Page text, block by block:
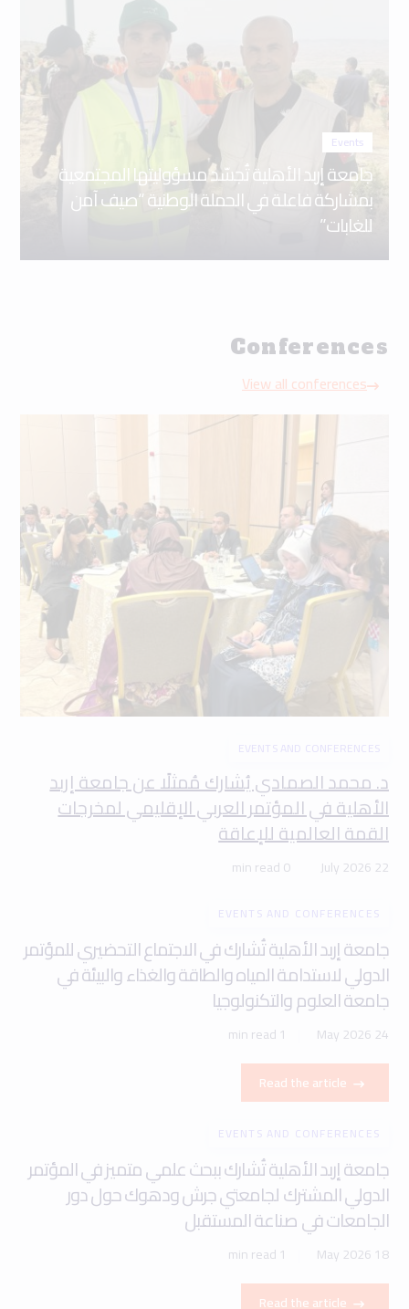
جامعة إربد الأهلية تُجسّد مسؤوليتها المجتمعية
بمشاركة فاعلة في الحملة الوطنية “صيف آمن
للغابات”
Conferences
View all conferences
EVENTS AND CONFERENCES
د. محمد الصمادي يُشارك مُمثلًا عن جامعة إربد
الأهلية في المؤتمر العربي الإقليمي لمخرجات
القمة العالمية للإعاقة
22 July 2026
0 min read
EVENTS AND CONFERENCES
جامعة إربد الأهلية تُشارك في الاجتماع التحضيري للمؤتمر
الدولي لاستدامة المياه والطاقة والغذاء والبيئة في
جامعة العلوم والتكنولوجيا
Read the article
EVENTS AND CONFERENCES
جامعة إربد الأهلية تُشارك ببحث علمي متميز في المؤتمر
الدولي المشترك لجامعتي جرش ودهوك حول دور
الجامعات في صناعة المستقبل
Read the article